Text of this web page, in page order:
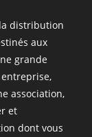
distribution
aux
grande
association,
et
dont vous